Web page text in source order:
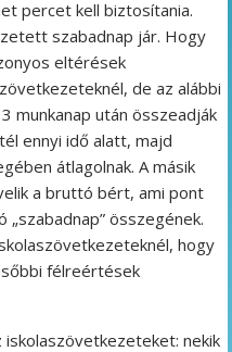
percet kell biztosítania.
szabadnap jár. Hogy
eltérések
de az alábbi
munkanap után összeadják
ennyi idő alatt, majd
átlagolnak. A másik
a bruttó bért, ami pont
„szabadnap” összegének.
hogy
félreértések
nekik